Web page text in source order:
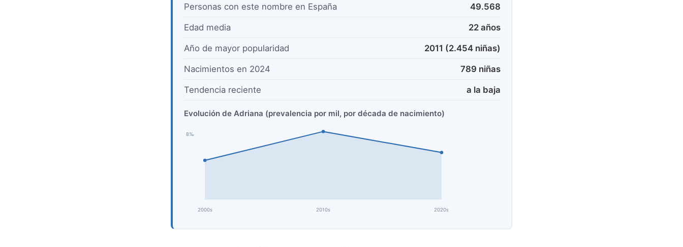
Personas con este nombre en España 49.568
Edad media 22 años
Año de mayor popularidad 2011 (2.454 niñas)
Nacimientos en 2024 789 niñas
Tendencia reciente a la baja
Evolución de Adriana (prevalencia por mil, por década de nacimiento)
2000s 2010s 2020s
8‰